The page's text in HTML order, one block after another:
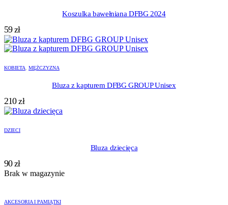
Koszulka bawełniana DFBG 2024
59zł
KOBIETA MĘŻCZYZNA
Bluza z kapturem DFBG GROUP Unisex
210zł
DZIECI
Bluza dziecięca
90zł
Brak w magazynie
AKCESORIA I PAMIĄTKI